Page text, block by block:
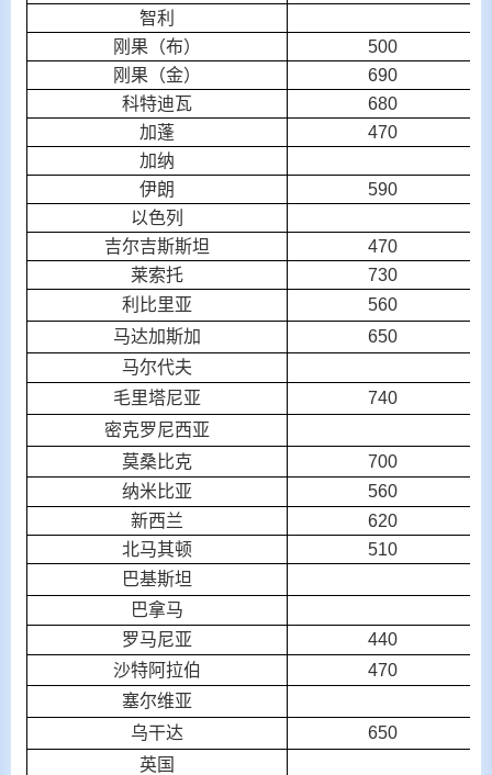
智利
刚果（布）
500
刚果（金）
690
科特迪瓦
680
加蓬
470
加纳
伊朗
590
以色列
吉尔吉斯斯坦
470
莱索托
730
利比里亚
560
马达加斯加
650
马尔代夫
毛里塔尼亚
740
密克罗尼西亚
莫桑比克
700
纳米比亚
560
新西兰
620
北马其顿
510
巴基斯坦
巴拿马
罗马尼亚
440
沙特阿拉伯
470
塞尔维亚
乌干达
650
英国